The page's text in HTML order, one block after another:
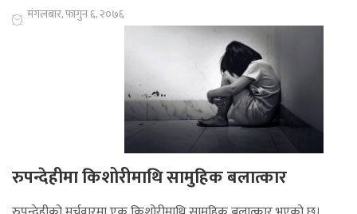
मंगलबार, फागुन ६, २०७६
रुपन्देहीमा किशोरीमाथि सामुहिक बलात्कार